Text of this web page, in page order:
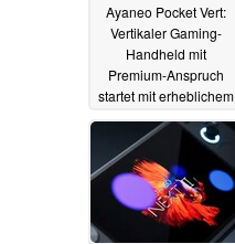
Ayaneo Pocket Vert:
Vertikaler Gaming-
Handheld mit
Premium-Anspruch
startet mit erheblichem
27.12.2025